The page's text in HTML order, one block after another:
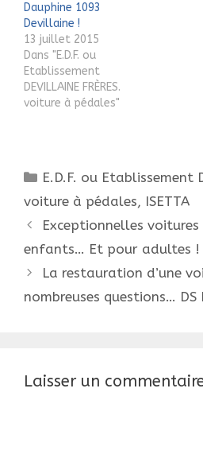
Dauphine 1093
Devillaine !
13 juillet 2015
Dans "E.D.F. ou
Etablissement
DEVILLAINE FRÈRES.
voiture à pédales"
Catégories
E.D.F. ou Etablissement
voiture à pédales, ISETTA
Navigation
des
Exceptionnelles
enfants… Et pour adultes !
La restauration d’une
nombreuses questions… DS
Laisser un